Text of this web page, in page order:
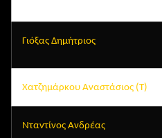
Γιόξας Δημήτριος
Χατζημάρκου Αναστάσιος (Τ)
Νταντίνος Ανδρέας